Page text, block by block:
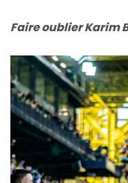
Faire oublier Karim